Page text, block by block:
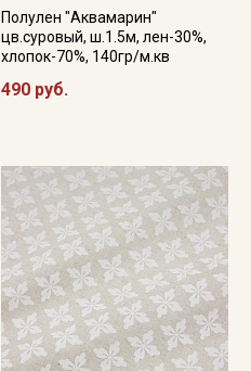
Полулен "Аквамарин"
цв.суровый, ш.1.5м, лен-30%,
хлопок-70%, 140гр/м.кв
490 руб.